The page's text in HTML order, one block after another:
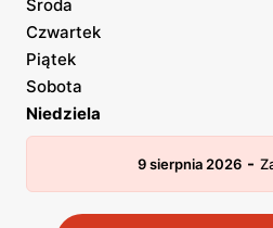
Środa
Czwartek
Piątek
Sobota
Niedziela
9 sierpnia 2026 -